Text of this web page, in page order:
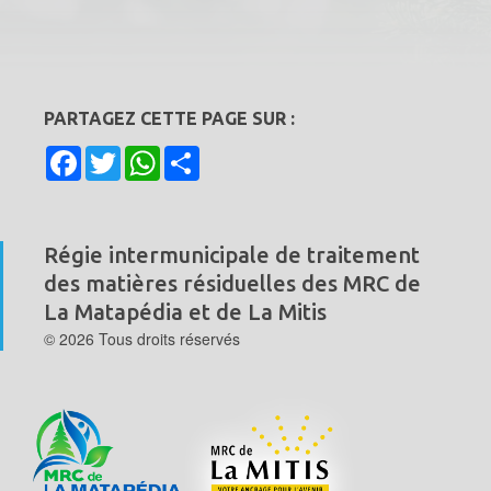
Plastique agricole
PARTAGEZ CETTE PAGE SUR :
Facebook
TwitterWhatsApp
Régie intermunicipale de traitement
des matières résiduelles des MRC de
La Matapédia et de La Mitis
© 2026 Tous droits réservés